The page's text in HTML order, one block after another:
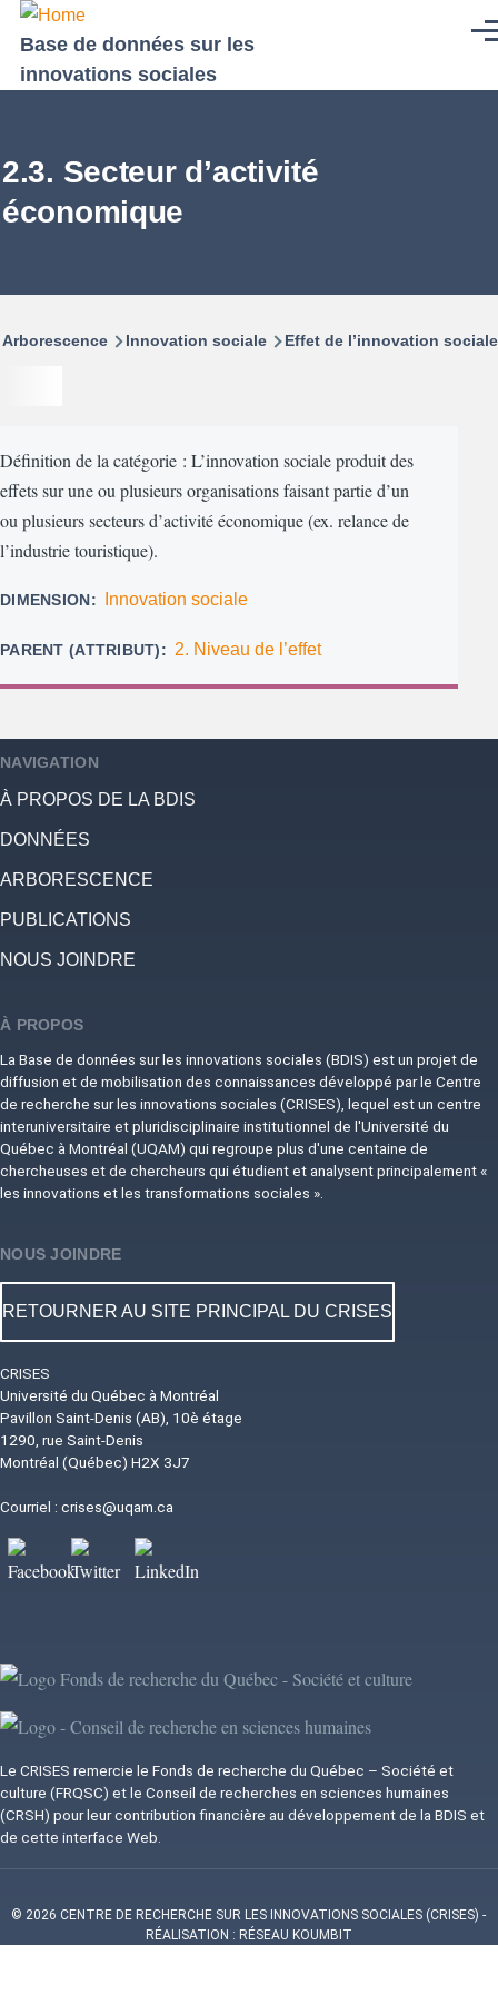
Aller au contenu principal
Base de données sur les
innovations sociales
2.3. Secteur d’activité
économique
Fil
Arborescence Innovation sociale Effet de l’innovation sociale
Définition de la catégorie : L’innovation sociale produit des
effets sur une ou plusieurs organisations faisant partie d’un
ou plusieurs secteurs d’activité économique (ex. relance de
l’industrie touristique).
DIMENSION Innovation sociale
PARENT (ATTRIBUT) 2. Niveau de l’effet
NAVIGATION
À PROPOS DE LA BDIS
DONNÉES
ARBORESCENCE
PUBLICATIONS
NOUS JOINDRE
À PROPOS
La Base de données sur les innovations sociales (BDIS) est un projet de
diffusion et de mobilisation des connaissances développé par le Centre
de recherche sur les innovations sociales (CRISES), lequel est un centre
interuniversitaire et pluridisciplinaire institutionnel de l'Université du
Québec à Montréal (UQAM) qui regroupe plus d'une centaine de
chercheuses et de chercheurs qui étudient et analysent principalement «
les innovations et les transformations sociales ».
NOUS JOINDRE
RETOURNER AU SITE PRINCIPAL DU CRISES
CRISES
Université du Québec à Montréal
Pavillon Saint-Denis (AB), 10è étage
1290, rue Saint-Denis
Montréal (Québec) H2X 3J7
Courriel : crises@uqam.ca
Image Image Image
Image
Image
Le CRISES remercie le Fonds de recherche du Québec – Société et
culture (FRQSC) et le Conseil de recherches en sciences humaines
(CRSH) pour leur contribution financière au développement de la BDIS et
de cette interface Web.
© 2026 CENTRE DE RECHERCHE SUR LES INNOVATIONS SOCIALES (CRISES)-
RÉALISATION : RÉSEAU KOUMBIT